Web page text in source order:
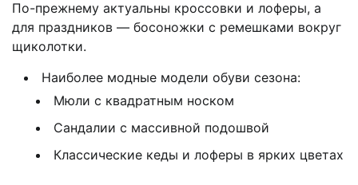
По-прежнему актуальны кроссовки и лоферы, а
для праздников — босоножки с ремешками вокруг
щиколотки.
Наиболее модные модели обуви сезона:
Мюли с квадратным носком
Сандалии с массивной подошвой
Классические кеды и лоферы в ярких цветах